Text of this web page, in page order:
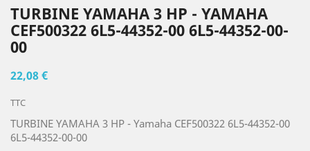
TURBINE YAMAHA 3 HP - YAMAHA
CEF500322 6L5-44352-00 6L5-44352-00-
00
22,08 €
TTC
TURBINE YAMAHA 3 HP - Yamaha CEF500322 6L5-44352-00
6L5-44352-00-00